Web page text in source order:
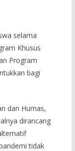
selama
Khusus
Program
bagi
dan Humas,
dirancang
tidak